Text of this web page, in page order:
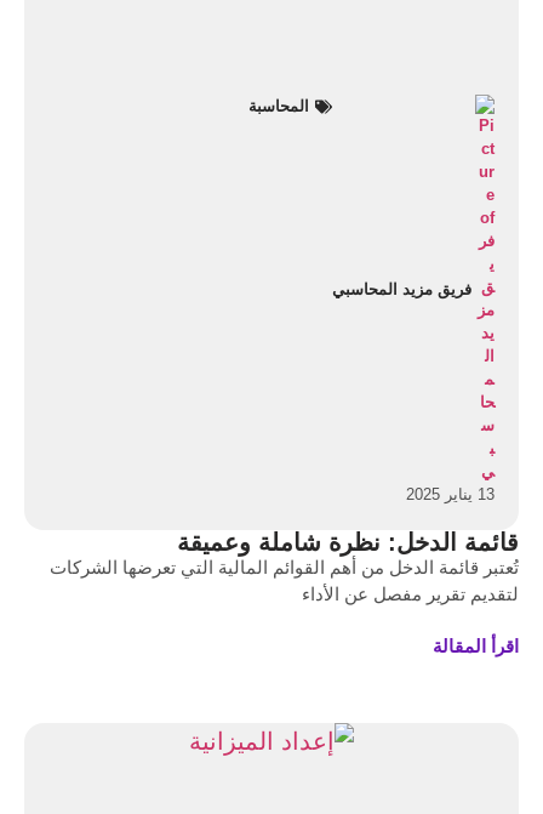
فريق مزيد المحاسبي
المحاسبة
13 يناير 2025
قائمة الدخل: نظرة شاملة وعميقة
تُعتبر قائمة الدخل من أهم القوائم المالية التي تعرضها الشركات
لتقديم تقرير مفصل عن الأداء
اقرأ المقالة